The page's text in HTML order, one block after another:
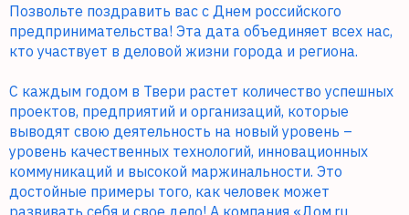
Позвольте поздравить вас с Днем российского
предпринимательства! Эта дата объединяет всех нас,
кто участвует в деловой жизни города и региона.
С каждым годом в Твери растет количество успешных
проектов, предприятий и организаций, которые
выводят свою деятельность на новый уровень –
уровень качественных технологий, инновационных
коммуникаций и высокой маржинальности. Это
достойные примеры того, как человек может
развивать себя и свое дело! А компания «Дом.ru